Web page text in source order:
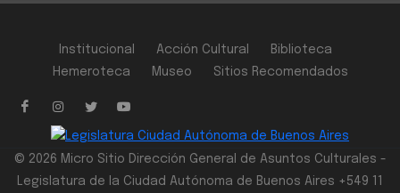
Institucional Acción Cultural
Biblioteca
Hemeroteca
Museo Sitios Recomendados
© 2026 Micro Sitio Dirección General de Asuntos Culturales -
Legislatura de la Ciudad Autónoma de Buenos Aires +549 11